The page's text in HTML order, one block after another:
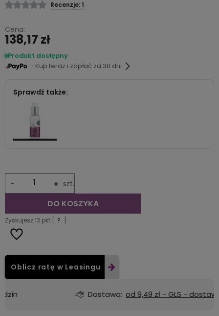
Recenzje: 1
Cena:
138,17 zł
Produkt dostępny
・Kup teraz i zapłać za 30 dni
Sprawdź także:
+
- szt.
DO KOSZYKA
Zyskujesz 13 pkt [ ?
Oblicz ratę w Leasingu
od 9,49 zł- GLS - dostawa do automatu Orlen lub Żabka